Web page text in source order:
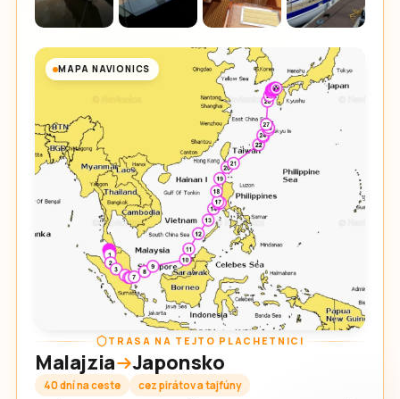
MAPA NAVIONICS
TRASA NA TEJTO PLACHETNICI
Malajzia Japonsko
40 dní na ceste cez pirátov a tajfúny